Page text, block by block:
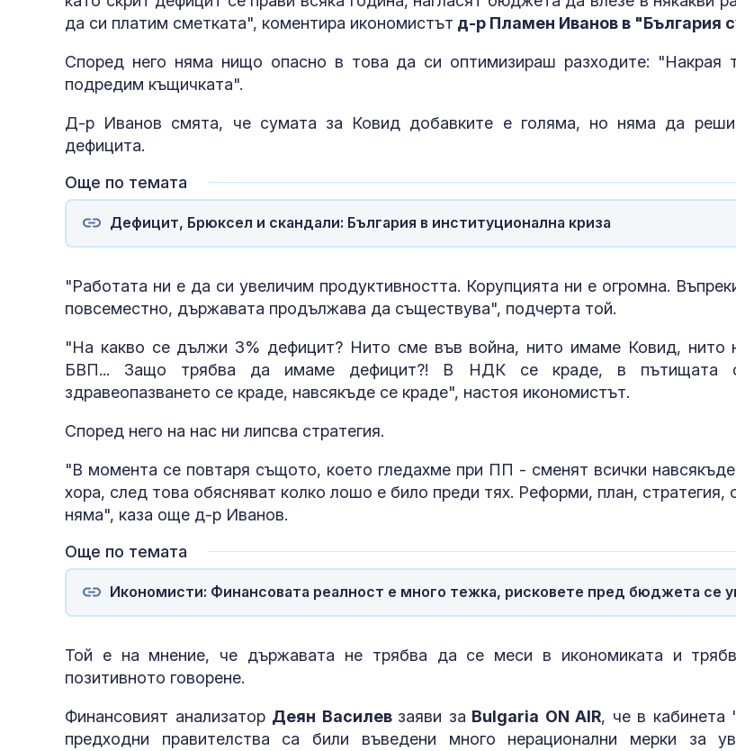
да си платим сметката", коментира икономистът д-р Пламен Иванов в "България
Според него няма нищо опасно в това да си оптимизираш разходите: "Накрая
подредим къщичката".
Д-р Иванов смята, че сумата за Ковид добавките е голяма, но няма да
дефицита.
Още по темата
Дефицит, Брюксел и скандали: България в институционална криза
"Работата ни е да си увеличим продуктивността. Корупцията ни е огромна.
повсеместно, държавата продължава да съществува", подчерта той.
"На какво се дължи 3% дефицит? Нито сме във война, нито имаме Ковид, нито
БВП... Защо трябва да имаме дефицит?! В НДК се краде, в пътищата
здравеопазването се краде, навсякъде се краде", настоя икономистът.
Според него на нас ни липсва стратегия.
"В момента се повтаря същото, което гледахме при ПП - сменят всички
хора, след това обясняват колко лошо е било преди тях. Реформи, план, стратегия,
няма", каза още д-р Иванов.
Още по темата
Икономисти: Финансовата реалност е много тежка, рисковете пред бюджета се
Той е на мнение, че държавата не трябва да се меси в икономиката и
позитивното говорене.
Финансовият анализатор Деян Василев заяви за Bulgaria ON AIR, че в кабинета
предходни правителства са били въведени много нерационални мерки за